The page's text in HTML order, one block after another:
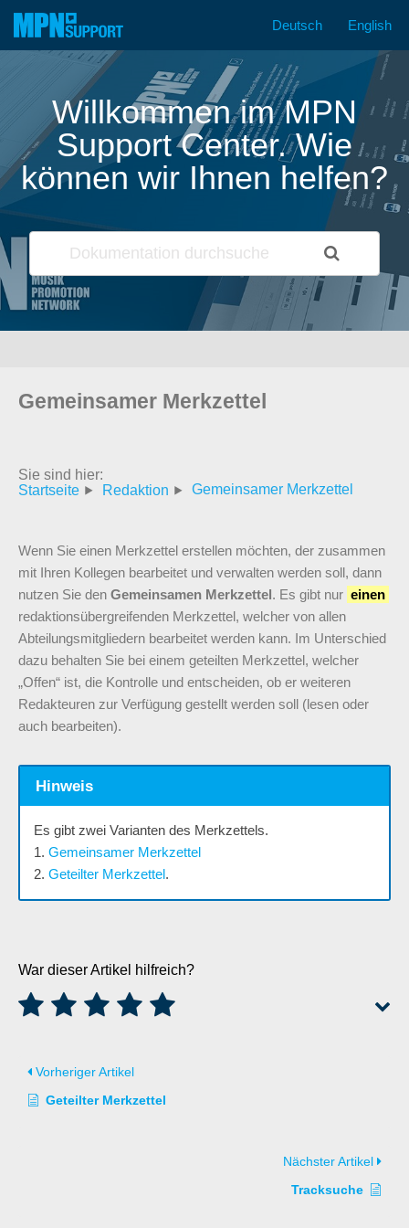
Zum
springen
Deutsch English
Willkommen im MPN
Support Center. Wie
können wir Ihnen helfen?
Gemeinsamer Merkzettel
Sie sind hier:
Startseite
Redaktion Gemeinsamer Merkzettel
Wenn Sie einen Merkzettel erstellen möchten, der zusammen
mit Ihren Kollegen bearbeitet und verwalten werden soll, dann
nutzen Sie den Gemeinsamen Merkzettel. Es gibt nur einen
redaktionsübergreifenden Merkzettel, welcher von allen
Abteilungsmitgliedern bearbeitet werden kann. Im Unterschied
dazu behalten Sie bei einem geteilten Merkzettel, welcher
„Offen“ ist, die Kontrolle und entscheiden, ob er weiteren
Redakteuren zur Verfügung gestellt werden soll (lesen oder
auch bearbeiten).
Hinweis
Es gibt zwei Varianten des Merkzettels.
1. Gemeinsamer Merkzettel
2. Geteilter Merkzettel.
War dieser Artikel hilfreich?
Vorheriger Artikel
Geteilter Merkzettel
Nächster Artikel
Tracksuche